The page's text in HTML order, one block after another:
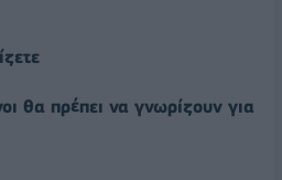
θα πρέπει να γνωρίζουν για